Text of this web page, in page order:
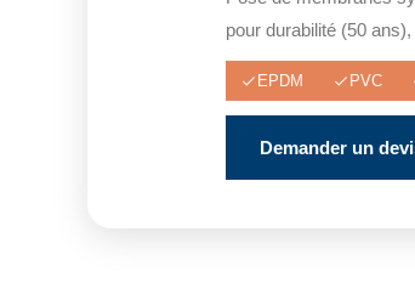
pour durabilité (50
EPDM PVC
Demander un